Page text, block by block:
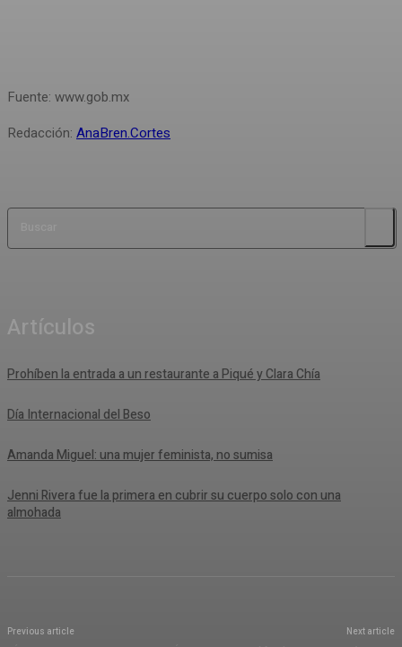
Fuente: www.gob.mx
Redacción: AnaBren.Cortes
Artículos
Prohíben la entrada a un restaurante a Piqué y Clara Chía
Día Internacional del Beso
Amanda Miguel: una mujer feminista, no sumisa
Jenni Rivera fue la primera en cubrir su cuerpo solo con una
almohada
Previous article Next article